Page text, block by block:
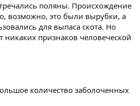
поляны. Происхождение
возможно, это были вырубки, а
для выпаса скота. Но
никаких признаков человеческой
количество заболоченных